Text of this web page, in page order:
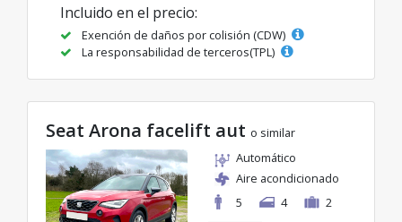
Incluido en el precio:
Exención de daños por colisión (CDW)
La responsabilidad de terceros(TPL)
Seat Arona facelift aut o similar
Automático
Aire acondicionado
5
4 2